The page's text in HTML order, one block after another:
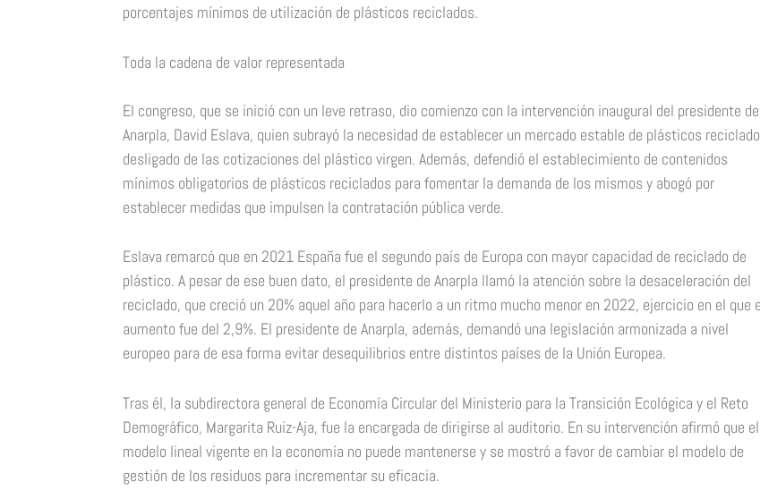
porcentajes mínimos de utilización de plásticos reciclados.
Toda la cadena de valor representada
El congreso, que se inició con un leve retraso, dio comienzo con la intervención inaugural del presidente de
Anarpla, David Eslava, quien subrayó la necesidad de establecer un mercado estable de plásticos
desligado de las cotizaciones del plástico virgen. Además, defendió el establecimiento de contenidos
mínimos obligatorios de plásticos reciclados para fomentar la demanda de los mismos y abogó por
establecer medidas que impulsen la contratación pública verde.
Eslava remarcó que en 2021 España fue el segundo país de Europa con mayor capacidad de reciclado de
plástico. A pesar de ese buen dato, el presidente de Anarpla llamó la atención sobre la desaceleración del
reciclado, que creció un 20% aquel año para hacerlo a un ritmo mucho menor en 2022, ejercicio en el que
aumento fue del 2,9%. El presidente de Anarpla, además, demandó una legislación armonizada a nivel
europeo para de esa forma evitar desequilibrios entre distintos países de la Unión Europea.
Tras él, la subdirectora general de Economía Circular del Ministerio para la Transición Ecológica y el Reto
Demográfico, Margarita Ruiz-Aja, fue la encargada de dirigirse al auditorio. En su intervención afirmó que el
modelo lineal vigente en la economía no puede mantenerse y se mostró a favor de cambiar el modelo de
gestión de los residuos para incrementar su eficacia.